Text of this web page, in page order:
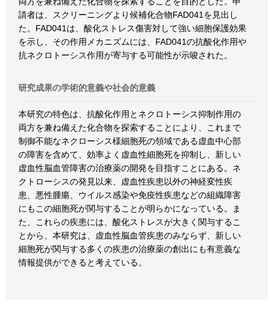
請者は、スクリーニングより候補化合物FAD041を見出し
た。FAD041は、酸化ストレス傷害対して強い細胞保護効果
を示し、その作用メカニズムには、FAD041の抗酸化作用や
抗ネクロトーシス作用が寄与する可能性が示唆された。
研究成果の学術的意義や社会的意義
本研究の特色は、抗酸化作用とネクロトーシス抑制作用の
両方を兼ね備えた化合物を探索することにより、これまで
制御不能なネクローシス様細胞死の領域である虚血中心部
の障害を含めて、効率よく虚血性細胞死を抑制し、新しい
虚血性脳血管障害の治療薬の開発を目指すことにある。ネ
クトローシスの発見以来、虚血性疾患以外の神経変性疾
患、悪性腫瘍、ウイルス感染や免疫性疾患などの組織障害
にもこの細胞死が関与することが明らかになっている。ま
た、これらの疾患には、酸化ストレスが大きく関与するこ
とから、本研究は、虚血性脳血管疾患のみならず、新しい
細胞死が関与する多くの疾患の治療薬の創出にも有意義な
情報提供ができると考えている。